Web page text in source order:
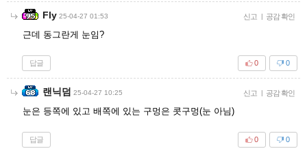
Fly 25-04-27 01:53 신고 | 공감 확인
근데 동그란게 눈임?
답글 0
0
랜닉덤 25-04-27 10:25 신고 | 공감 확인
눈은 등쪽에 있고 배쪽에 있는 구멍은 콧구멍(눈 아님)
답글 0
0